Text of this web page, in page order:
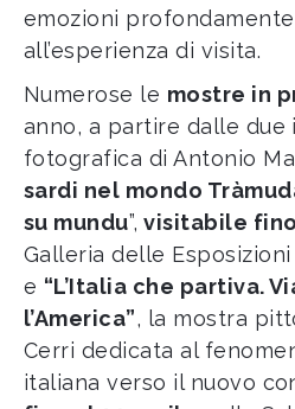
emozioni
all’esperienza di visita.
Numerose le mostre in
anno, a partire dalle due
fotografica di Antonio
sardi nel mondo
su mundu”, visitabile
Galleria delle
e “L’Italia che partiva.
l’America”, la mostra
Cerri dedicata al
italiana verso il nuovo